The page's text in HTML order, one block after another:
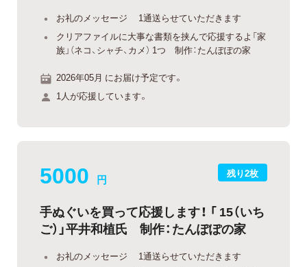
お礼のメッセージ 1通送らせていただきます
クリアファイルに大事な書類を挟んで応援するよ「家
族」（ネコ、シャチ、カメ） 1つ 制作：たんぽぽの家
2026年05月 にお届け予定です。
1人が応援しています。
残り2枚
5000 円
手ぬぐいを買って応援します！ 「 15（いち
ご）」平井和植氏 制作：たんぽぽの家
お礼のメッセージ 1通送らせていただきます